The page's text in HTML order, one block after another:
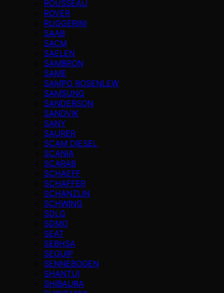
ROUSSEAU
ROVER
RUGGERINI
SAAB
SACM
SAELEN
SAMBRON
SAME
SAMPO ROSENLEW
SAMSUNG
SANDERSON
SANDVIK
SANY
SAURER
SCAM DIESEL
SCANIA
SCARAB
SCHAEFF
SCHAFFER
SCHANZLIN
SCHWING
SDLG
SDMO
SEAT
SEBHSA
SEGUIP
SENNEBOGEN
SHANTUI
SHIBAURA